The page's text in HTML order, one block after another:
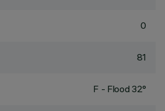
0
81
F - Flood 32°